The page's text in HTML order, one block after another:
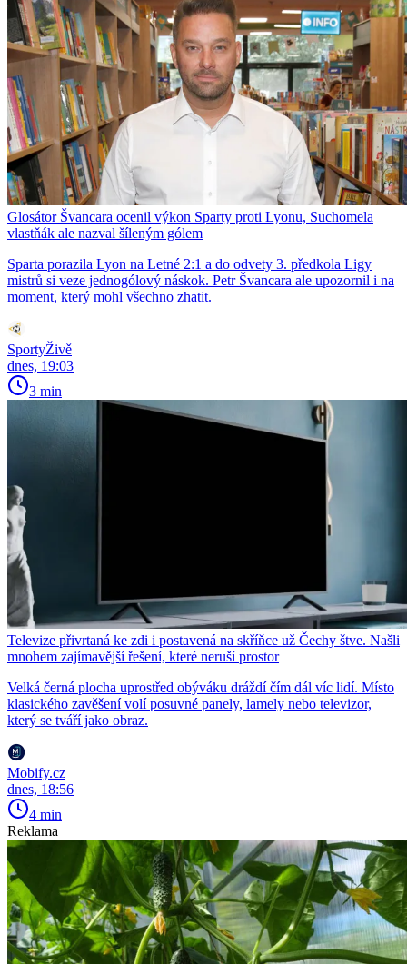
Glosátor Švancara ocenil výkon Sparty proti Lyonu, Suchomela
vlastňák ale nazval šíleným gólem
Sparta porazila Lyon na Letné 2:1 a do odvety 3. předkola Ligy
mistrů si veze jednogólový náskok. Petr Švancara ale upozornil i na
moment, který mohl všechno zhatit.
SportyŽivě
dnes, 19:03
3 min
Televize přivrtaná ke zdi i postavená na skříňce už Čechy štve. Našli
mnohem zajímavější řešení, které neruší prostor
Velká černá plocha uprostřed obýváku dráždí čím dál víc lidí. Místo
klasického zavěšení volí posuvné panely, lamely nebo televizor,
který se tváří jako obraz.
Mobify.cz
dnes, 18:56
4 min
Reklama